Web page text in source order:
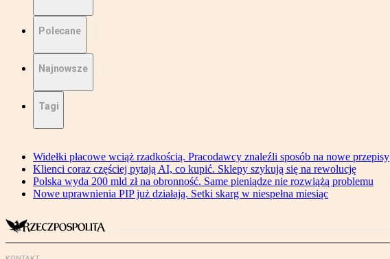
Polecane
Najnowsze
Tagi
Widełki płacowe wciąż rzadkością. Pracodawcy znaleźli sposób na nowe przepisy
Klienci coraz częściej pytają AI, co kupić. Sklepy szykują się na rewolucję
Polska wyda 200 mld zł na obronność. Same pieniądze nie rozwiążą problemu
Nowe uprawnienia PIP już działają. Setki skarg w niespełna miesiąc